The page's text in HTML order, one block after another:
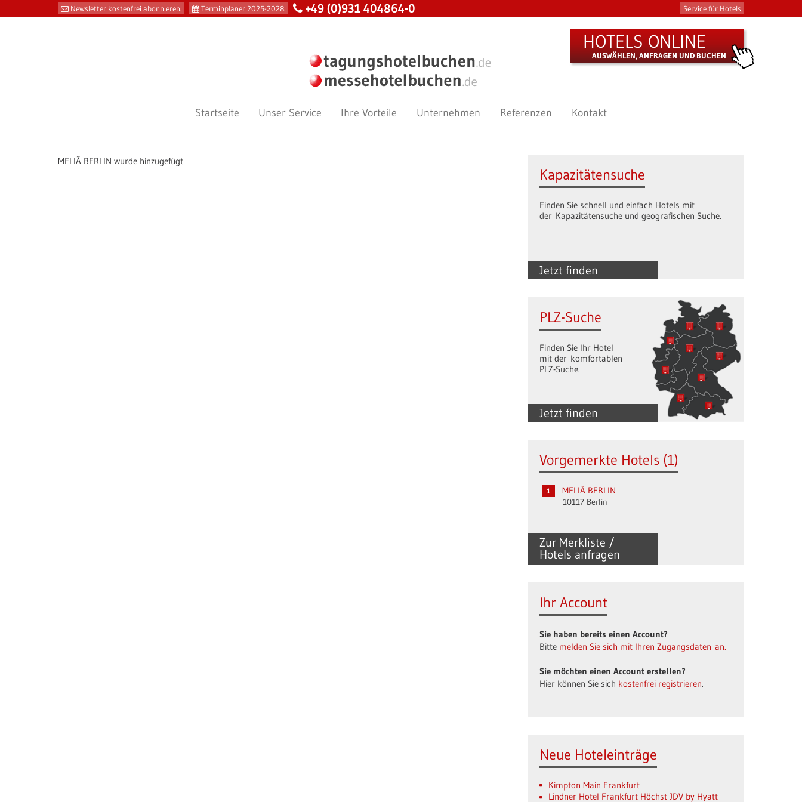
Newsletter kostenfrei abonnieren. Terminplaner 2025-2028. +49 (0)931 404864-0 Service für Hotels
HOTELS ONLINE
AUSWÄHLEN, ANFRAGEN UND BUCHEN
Startseite Unser Service Ihre Vorteile Unternehmen Referenzen Kontakt
MELIÃ BERLIN wurde hinzugefügt
Jetzt finden
Kapazitätensuche
Finden Sie schnell und einfach Hotels mit
der Kapazitätensuche und geografischen Suche.
Jetzt finden
PLZ-Suche
Finden Sie Ihr Hotel
mit der komfortablen
PLZ-Suche.
Zur Merkliste /
Hotels anfragen
Vorgemerkte Hotels (1)
MELIÃ BERLIN
10117 Berlin
Ihr Account
Sie haben bereits einen Account?
Bitte melden Sie sich mit Ihren Zugangsdaten an.
Sie möchten einen Account erstellen?
Hier können Sie sich kostenfrei registrieren.
Neue Hoteleinträge
Kimpton Main Frankfurt
Lindner Hotel Frankfurt Höchst JDV by Hyatt